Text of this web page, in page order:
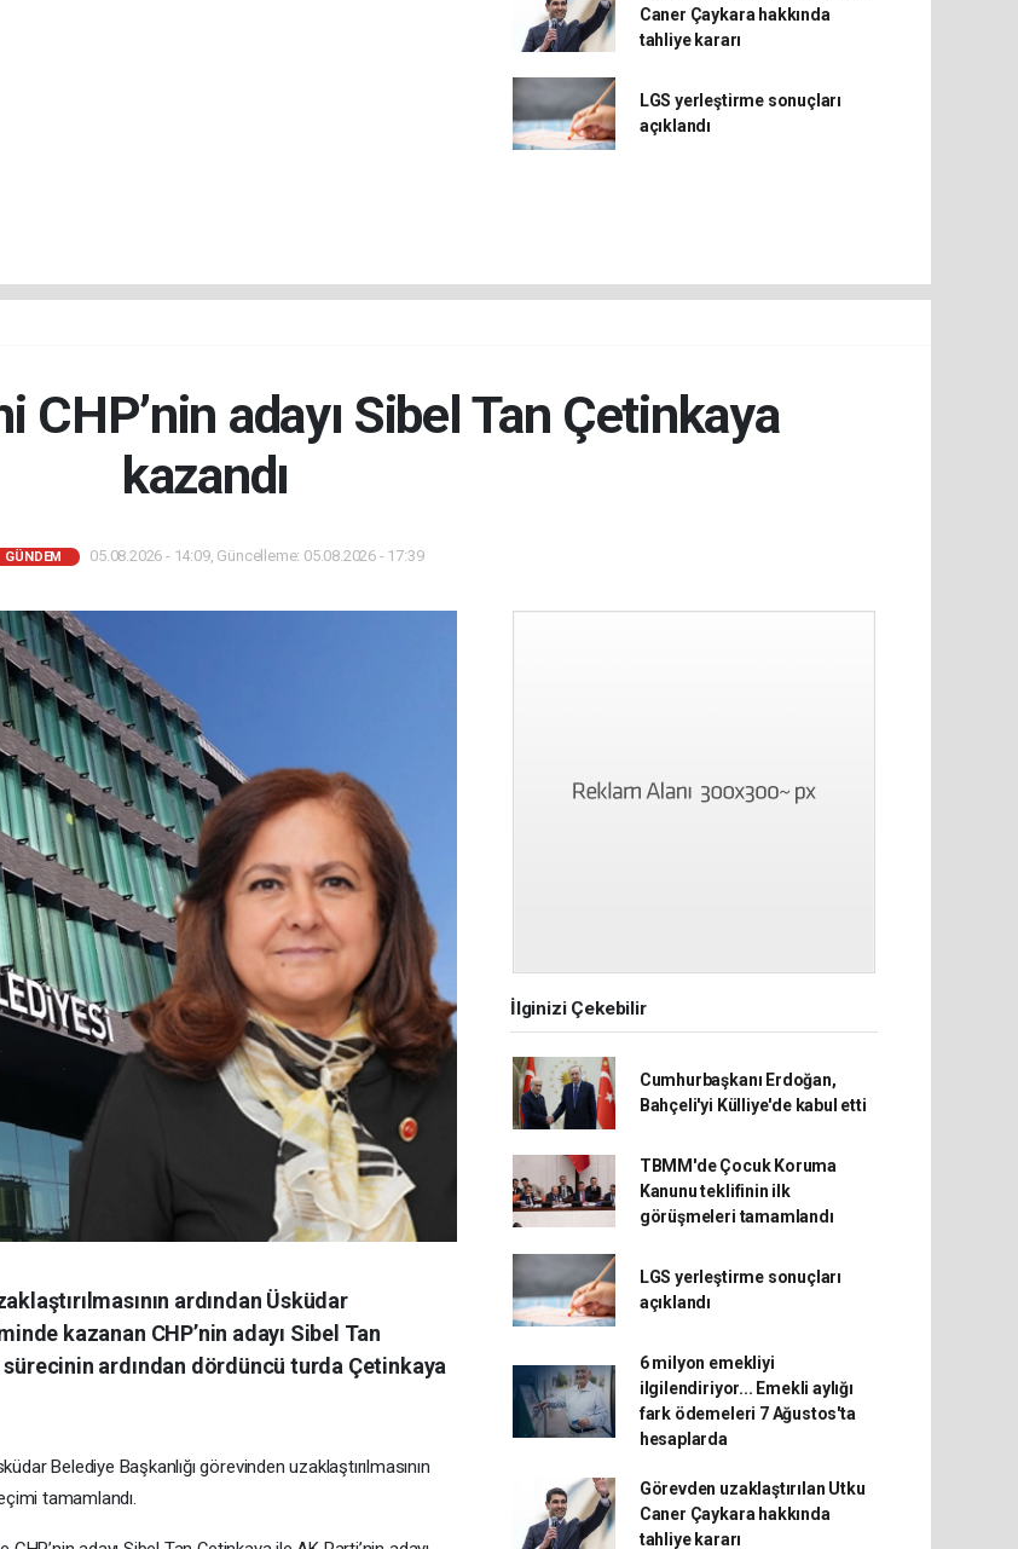
Caner Çaykara hakkında
tahliye kararı
LGS yerleştirme sonuçları
açıklandı
CHP’nin adayı Sibel Tan Çetinkaya
kazandı
GÜNDEM 05.08.2026 - 14:09, Güncelleme: 05.08.2026 - 17:39
ardından Üsküdar
kazanan CHP’nin adayı Sibel Tan
ardından dördüncü turda Çetinkaya
Belediye Başkanlığı görevinden uzaklaştırılmasının
tamamlandı.
İlginizi Çekebilir
Cumhurbaşkanı Erdoğan,
Bahçeli'yi Külliye'de kabul etti
TBMM'de Çocuk Koruma
Kanunu teklifinin ilk
görüşmeleri tamamlandı
LGS yerleştirme sonuçları
açıklandı
6 milyon emekliyi
ilgilendiriyor... Emekli aylığı
fark ödemeleri 7 Ağustos'ta
hesaplarda
Görevden uzaklaştırılan Utku
Caner Çaykara hakkında
tahliye kararı